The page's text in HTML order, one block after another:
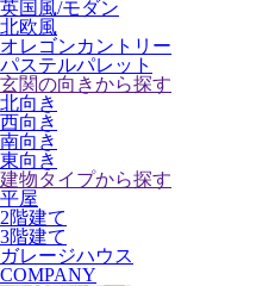
英国風/モダン
北欧風
オレゴンカントリー
パステルパレット
玄関の向きから探す
北向き
西向き
南向き
東向き
建物タイプから探す
平屋
2階建て
3階建て
ガレージハウス
COMPANY